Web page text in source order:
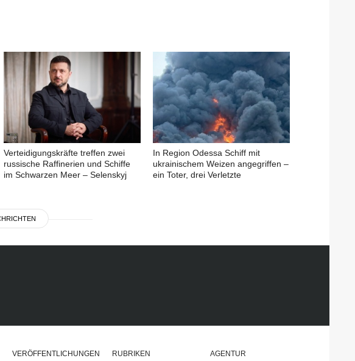
Verteidigungskräfte treffen zwei
russische Raffinerien und Schiffe
im Schwarzen Meer – Selenskyj
In Region Odessa Schiff mit
ukrainischem Weizen angegriffen –
ein Toter, drei Verletzte
RUBRIKEN AGENTUR
VERÖFFENTLICHUNGEN